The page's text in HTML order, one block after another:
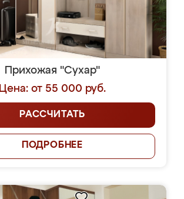
Прихожая "Сухар"
Цена: от 55 000 руб.
РАССЧИТАТЬ
ПОДРОБНЕЕ